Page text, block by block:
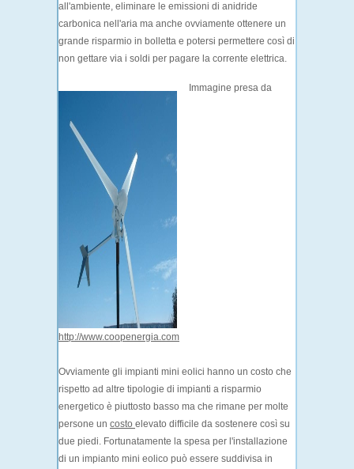
all'ambiente, eliminare le emissioni di anidride
carbonica nell'aria ma anche ovviamente ottenere un
grande risparmio in bolletta e potersi permettere così di
non gettare via i soldi per pagare la corrente elettrica.
Immagine presa da
http://www.coopenergia.com
Ovviamente gli impianti mini eolici hanno un costo che
rispetto ad altre tipologie di impianti a risparmio
energetico è piuttosto basso ma che rimane per molte
persone un costo elevato difficile da sostenere così su
due piedi. Fortunatamente la spesa per l'installazione
di un impianto mini eolico può essere suddivisa in